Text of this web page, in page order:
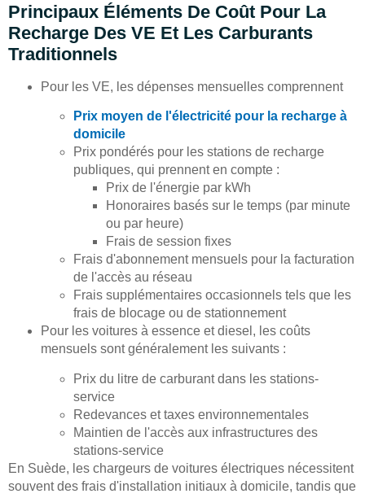
Principaux Éléments De Coût Pour La
Recharge Des VE Et Les Carburants
Traditionnels
Pour les VE, les dépenses mensuelles comprennent
Prix moyen de l'électricité pour la recharge à
domicile
Prix pondérés pour les stations de recharge
publiques, qui prennent en compte :
Prix de l'énergie par kWh
Honoraires basés sur le temps (par minute
ou par heure)
Frais de session fixes
Frais d'abonnement mensuels pour la facturation
de l'accès au réseau
Frais supplémentaires occasionnels tels que les
frais de blocage ou de stationnement
Pour les voitures à essence et diesel, les coûts
mensuels sont généralement les suivants :
Prix du litre de carburant dans les stations-
service
Redevances et taxes environnementales
Maintien de l'accès aux infrastructures des
stations-service
En Suède, les chargeurs de voitures électriques nécessitent
souvent des frais d'installation initiaux à domicile, tandis que